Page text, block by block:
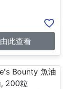
由此查看